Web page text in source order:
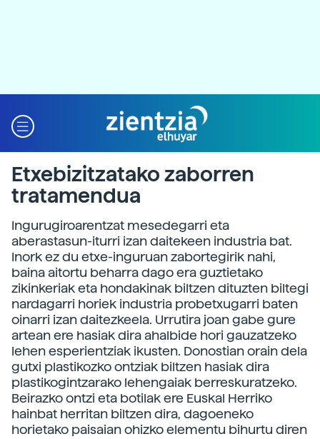
Etxebizitzatako zaborren
tratamendua
Ingurugiroarentzat mesedegarri eta
aberastasun-iturri izan daitekeen industria bat.
Inork ez du etxe-inguruan zabortegirik nahi,
baina aitortu beharra dago era guztietako
zikinkeriak eta hondakinak biltzen dituzten biltegi
nardagarri horiek industria probetxugarri baten
oinarri izan daitezkeela. Urrutira joan gabe gure
artean ere hasiak dira ahalbide hori gauzatzeko
lehen esperientziak ikusten. Donostian orain dela
gutxi plastikozko ontziak biltzen hasiak dira
plastikogintzarako lehengaiak berreskuratzeko.
Beirazko ontzi eta botilak ere Euskal Herriko
hainbat herritan biltzen dira, dagoeneko
horietako paisaian ohizko elementu bihurtu diren